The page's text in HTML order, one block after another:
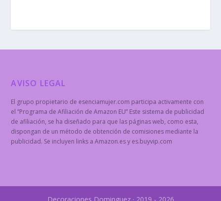
AVISO LEGAL
El grupo propietario de esenciamujer.com participa activamente con
el “Programa de Afiliación de Amazon EU” Este sistema de publicidad
de afiliación, se ha diseñado para que las páginas web, como esta,
dispongan de un método de obtención de comisiones mediante la
publicidad. Se incluyen links a Amazon.es y es.buyvip.com